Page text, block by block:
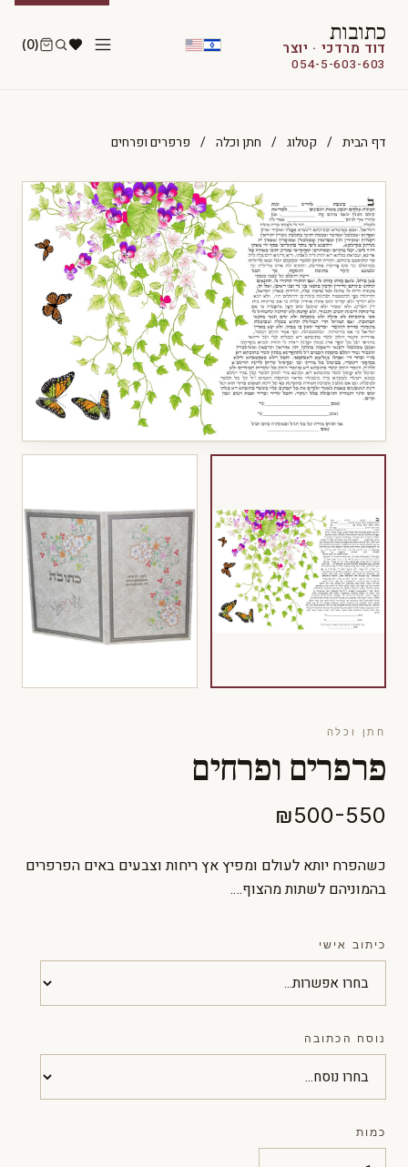
כתובות
דוד מרדכי · יוצר
054-5-603-603
(0)
דף הבית / קטלוג / חתן וכלה / פרפרים ופרחים
חתן וכלה
פרפרים ופרחים
₪500-550
כשהפרח יותא לעולם ומפיץ אץ ריחות וצבעים באים הפרפרים
בהמוניהם לשתות מהצוף….
כיתוב אישי
נוסח הכתובה
כמות